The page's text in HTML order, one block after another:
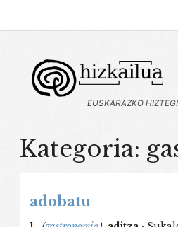
EUSKARAZKO
Kategoria:
adobatu